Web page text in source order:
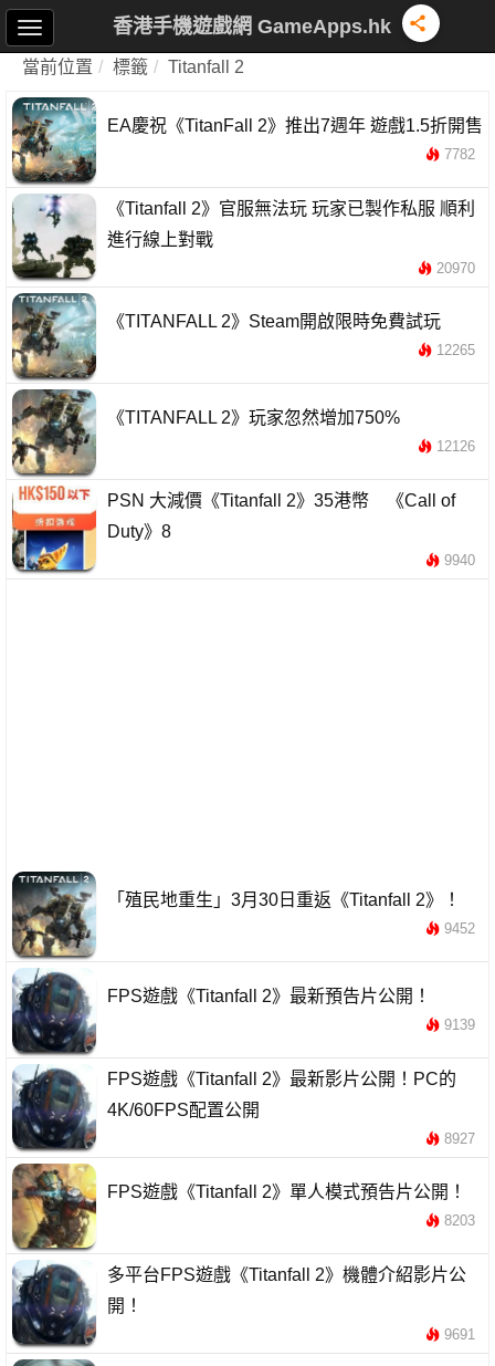
香港手機遊戲網 GameApps.hk
當前位置 標籤 Titanfall 2
EA慶祝《TitanFall 2》推出7週年 遊戲1.5折開售
7782
《Titanfall 2》官服無法玩 玩家已製作私服 順利
進行線上對戰
20970
《TITANFALL 2》Steam開啟限時免費試玩
12265
《TITANFALL 2》玩家忽然增加750%
12126
PSN 大減價《Titanfall 2》35港幣 《Call of
Duty》8
9940
「殖民地重生」3月30日重返《Titanfall 2》！
9452
FPS遊戲《Titanfall 2》最新預告片公開！
9139
FPS遊戲《Titanfall 2》最新影片公開！PC的
4K/60FPS配置公開
8927
FPS遊戲《Titanfall 2》單人模式預告片公開！
8203
多平台FPS遊戲《Titanfall 2》機體介紹影片公
開！
9691